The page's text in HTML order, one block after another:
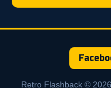
Retro Flashback ©